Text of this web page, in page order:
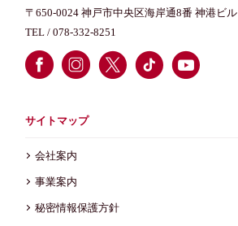
〒650-0024 神戸市中央区海岸通8番 神港ビル
TEL /078-332-8251
サイトマップ
会社案内
事業案内
秘密情報保護方針